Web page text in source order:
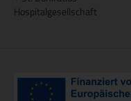
Hospitalgesellschaft